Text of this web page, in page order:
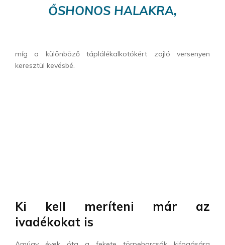
ŐSHONOS HALAKRA,
míg a különböző táplálékalkotókért zajló versenyen
keresztül kevésbé.
Ki kell meríteni már az
ivadékokat is